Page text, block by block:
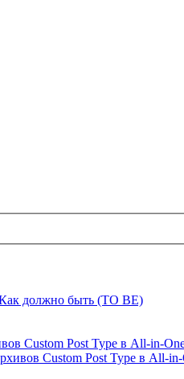
должно быть (TO BE)
Custom Post Type в All-in-
Custom Post Type в All-